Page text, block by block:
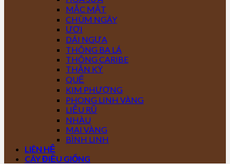
MẮC MẬT
CHÙM NGÂY
ƯƠI
DÁI NGỰA
THÔNG BA LÁ
THÔNG CARIBE
THẦN KỲ
QUẾ
KIM PHƯỢNG
PHONG LINH VÀNG
LIỄU RŨ
NHÀU
MAI VÀNG
BÌNH LINH
LIÊN HỆ
CÂY ĐIỀU GIỐNG